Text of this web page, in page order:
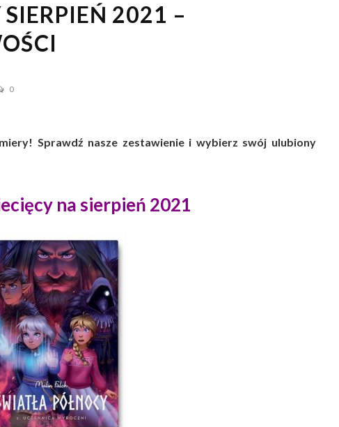
2021 –
0
Sprawdź nasze zestawienie i wybierz swój ulubiony
na sierpień 2021